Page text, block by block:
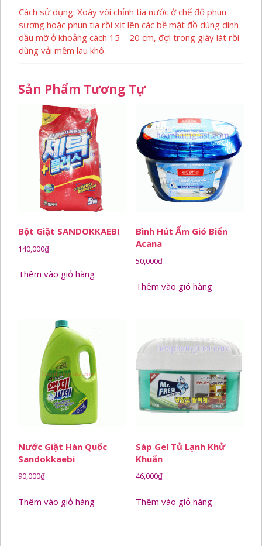
Cách sử dụng: Xoáy vòi chỉnh tia nước ở chế độ phun
sương hoặc phun tia rồi xịt lên các bề mặt đồ dùng dính
dầu mỡ ở khoảng cách 15 – 20 cm, đợi trong giây lát rồi
dùng vải mềm lau khô.
Sản Phẩm Tương Tự
Bột Giặt SANDOKKAEBI
140,000₫
Thêm vào giỏ hàng
Bình Hút Ẩm Gió Biển
Acana
50,000₫
Thêm vào giỏ hàng
Nước Giặt Hàn Quốc
Sandokkaebi
90,000₫
Thêm vào giỏ hàng
Sáp Gel Tủ Lạnh Khử
Khuẩn
46,000₫
Thêm vào giỏ hàng